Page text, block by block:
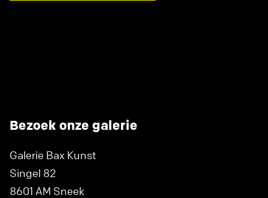
Bezoek onze galerie
Galerie Bax Kunst
Singel 82
8601 AM Sneek